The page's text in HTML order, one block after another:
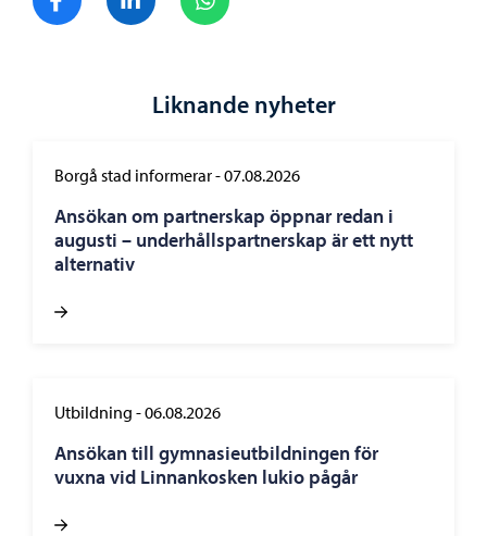
Liknande nyheter
Borgå stad informerar-07.08.2026
Ansökan om partnerskap öppnar redan i
augusti – underhållspartnerskap är ett nytt
alternativ
Utbildning -06.08.2026
Ansökan till gymnasieutbildningen för
vuxna vid Linnankosken lukio pågår